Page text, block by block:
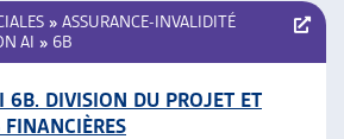
» ASSURANCE-INVALIDITÉ
AI » 6B
6B. DIVISION DU PROJET ET
FINANCIÈRES